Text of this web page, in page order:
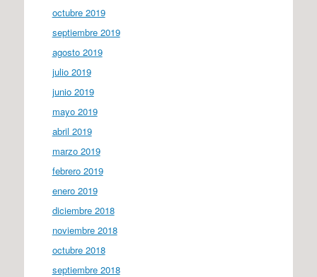
octubre 2019
septiembre 2019
agosto 2019
julio 2019
junio 2019
mayo 2019
abril 2019
marzo 2019
febrero 2019
enero 2019
diciembre 2018
noviembre 2018
octubre 2018
septiembre 2018